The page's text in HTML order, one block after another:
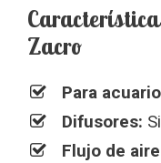
Zacro
Para
Difusores:
Flujo de